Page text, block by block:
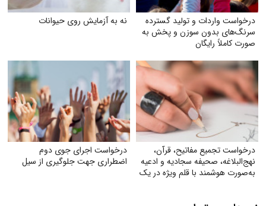
درخواست واردات و تولید گسترده
سرنگ‌های بدون سوزن و پخش به
صورت کاملاً رایگان
نه به آزمایش روی حیوانات
درخواست تجمیع مفاتیح، قرآن،
نهج‌البلاغه، صحیفه سجادیه و ادعیه
به‌صورت هوشمند با قلم ویژه در یک
درخواست اجرای جوی دوم
اضطراری جهت جلوگیری از سیل